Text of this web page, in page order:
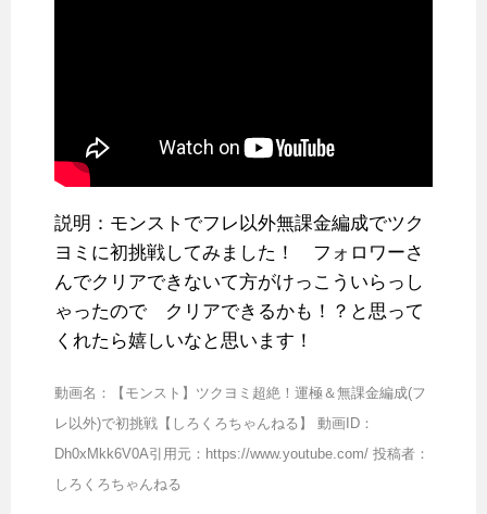
説明：モンストでフレ以外無課金編成でツク
ヨミに初挑戦してみました！ フォロワーさ
んでクリアできないて方がけっこういらっし
ゃったので クリアできるかも！？と思って
くれたら嬉しいなと思います！
動画名：【モンスト】ツクヨミ超絶！運極＆無課金編成(フ
レ以外)で初挑戦【しろくろちゃんねる】 動画ID：
Dh0xMkk6V0A引用元：https://www.youtube.com/ 投稿者：
しろくろちゃんねる